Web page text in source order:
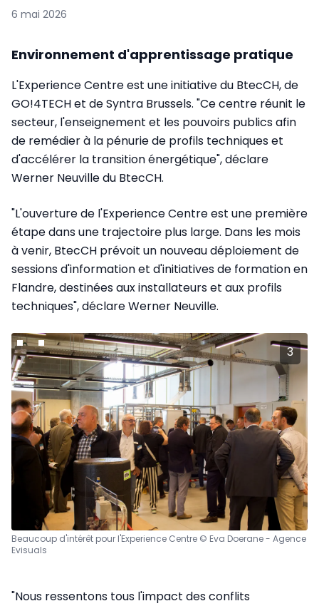
6 mai 2026
Environnement d'apprentissage pratique
L'Experience Centre est une initiative du BtecCH, de
GO!4TECH et de Syntra Brussels. "Ce centre réunit le
secteur, l'enseignement et les pouvoirs publics afin
de remédier à la pénurie de profils techniques et
d'accélérer la transition énergétique", déclare
Werner Neuville du BtecCH.
"L'ouverture de l'Experience Centre est une première
étape dans une trajectoire plus large. Dans les mois
à venir, BtecCH prévoit un nouveau déploiement de
sessions d'information et d'initiatives de formation en
Flandre, destinées aux installateurs et aux profils
techniques", déclare Werner Neuville.
Beaucoup d'intérêt pour l'Experience Centre © Eva Doerane - Agence
Evisuals
3
"Nous ressentons tous l'impact des conflits